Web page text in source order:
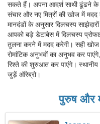
सकते हैं। अपना आदर्श साथी ढूंढने के
संचार और नए मित्रों की खोज में मदद
मानदंडों के अनुसार दिलचस्प
आपको बड़े डेटाबेस में दिलचस्प
तुलना करने में मदद करेगी। सही
रोमांटिक अनुभवों का अनुभव कर
रिश्ते की शुरुआत कर पाएंगे। स्थानीय
जुड़ें ऑरेब्रो।
पुरुष और